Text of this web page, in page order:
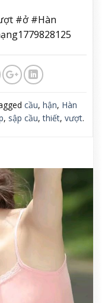
#ở #Hàn
cầu, hận, Hàn
, sập cầu,thiết, vượt.